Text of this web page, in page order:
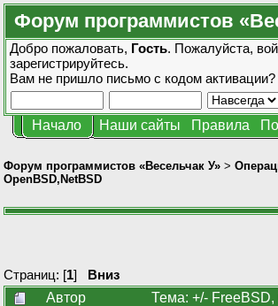
Форум программистов
Добро пожаловать, Гость. Пожалуйста,
зарегистрируйтесь.
Вам не пришло письмо с кодом активации?
Начало Наши сайты Правила
Форум программистов «Весельчак У» >
OpenBSD,NetBSD
Страниц: [1] Вниз
Автор
Тема: +/-